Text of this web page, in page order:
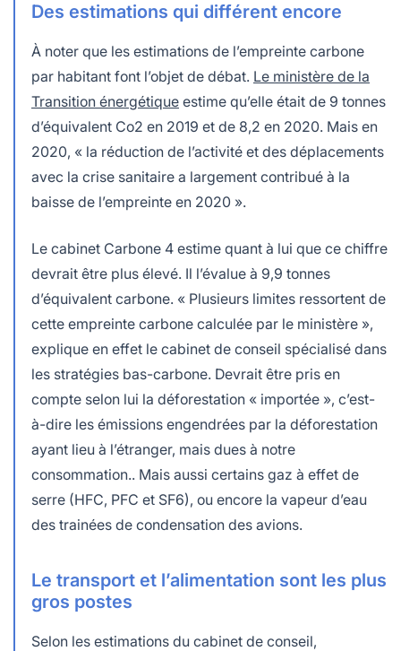
Des estimations qui différent encore
À noter que les estimations de l’empreinte carbone
par habitant font l’objet de débat. Le ministère de la
Transition énergétique estime qu’elle était de 9 tonnes
d’équivalent Co2 en 2019 et de 8,2 en 2020. Mais en
2020, « la réduction de l’activité et des déplacements
avec la crise sanitaire a largement contribué à la
baisse de l’empreinte en 2020 ».
Le cabinet Carbone 4 estime quant à lui que ce chiffre
devrait être plus élevé. Il l’évalue à 9,9 tonnes
d’équivalent carbone. « Plusieurs limites ressortent de
cette empreinte carbone calculée par le ministère »,
explique en effet le cabinet de conseil spécialisé dans
les stratégies bas-carbone. Devrait être pris en
compte selon lui la déforestation « importée », c’est-
à-dire les émissions engendrées par la déforestation
ayant lieu à l’étranger, mais dues à notre
consommation.. Mais aussi certains gaz à effet de
serre (HFC, PFC et SF6), ou encore la vapeur d’eau
des trainées de condensation des avions.
Le transport et l’alimentation sont les plus
gros postes
Selon les estimations du cabinet de conseil,